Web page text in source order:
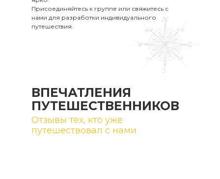
Присоединяйтесь к группе или свяжитесь с
нами для разработки индивидуального
путешествия.
ВПЕЧАТЛЕНИЯ
ПУТЕШЕСТВЕННИКОВ
Отзывы тех, кто уже
путешествовал с нами